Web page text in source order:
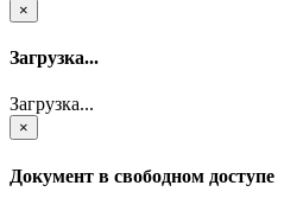
×
Загрузка...
Загрузка...
×
Документ в свободном доступе